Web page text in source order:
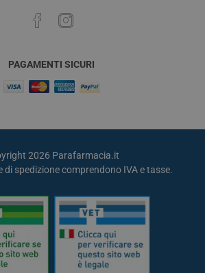
PAGAMENTI SICURI
2026 Parafarmacia.it
di spedizione comprendono IVA e tasse.